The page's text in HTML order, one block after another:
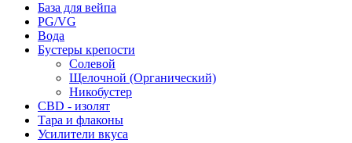
База для вейпа
PG/VG
Вода
Бустеры крепости
Солевой
Щелочной (Органический)
Никобустер
CBD - изолят
Тара и флаконы
Усилители вкуса